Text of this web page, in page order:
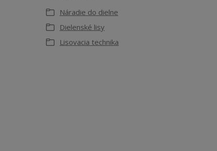
Náradie do dielne
Dielenské lisy
Lisovacia technika